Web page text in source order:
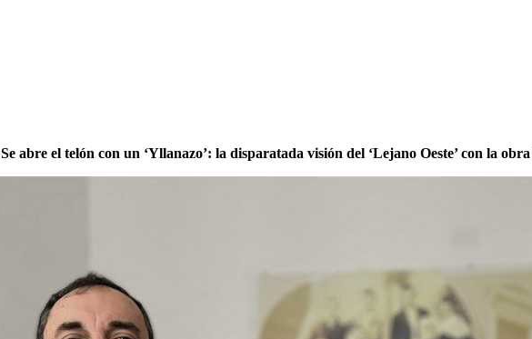
Se abre el telón con un ‘Yllanazo’: la disparatada visión del ‘Lejano Oeste’ con la